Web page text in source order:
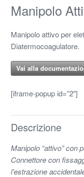
Manipolo
Manipolo attivo per
Diatermocoagulatore.
Vai alla
[iframe-popup id=”2″]
Descrizione
Manipolo “attivo” con
Connettore con
l’estrazione